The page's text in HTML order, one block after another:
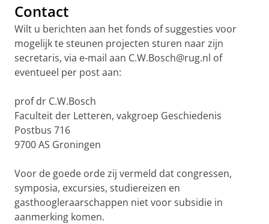
Contact
Wilt u berichten aan het fonds of suggesties voor
mogelijk te steunen projecten sturen naar zijn
secretaris, via e-mail aan C.W.Bosch@rug.nl of
eventueel per post aan:
prof dr C.W.Bosch
Faculteit der Letteren, vakgroep Geschiedenis
Postbus 716
9700 AS Groningen
Voor de goede orde zij vermeld dat congressen,
symposia, excursies, studiereizen en
gasthoogleraarschappen niet voor subsidie in
aanmerking komen.